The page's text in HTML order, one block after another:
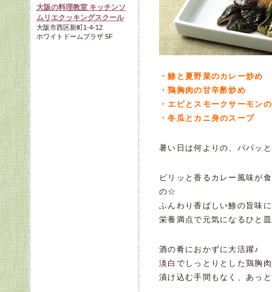
・鯵と夏野菜のカレー炒め
・鶏胸肉の甘辛酢炒め
・エビとスモークサーモン
・冬瓜とカニ身のスープ
暑い日は何よりの、パパッ
ピリッと香るカレー風味が
の☆
ふんわり香ばしい鯵の旨味
栄養満点で元気になるひと
酒の肴におかずに大活躍♪
淡白でしっとりとした鶏胸
漬け込む手間もなく、あっ
大阪の料理教室 キッチンソ
ムリエクッキングスクール
大阪市西区新町1-4-12
ホワイトドームプラザ 5F